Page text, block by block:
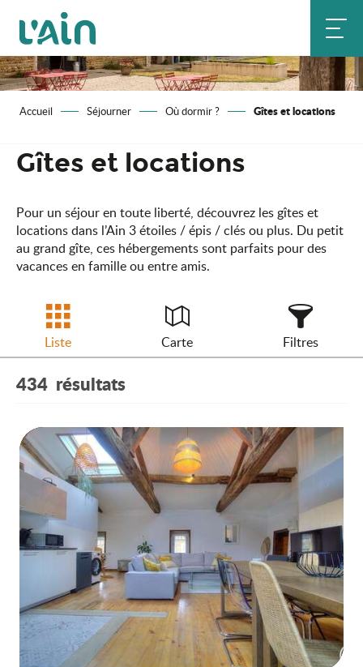
contenu
principal
Accueil Séjourner Où dormir ? Gîtes et locations
Gîtes et locations
Pour un séjour en toute liberté, découvrez les gîtes et
locations dans l’Ain 3 étoiles / épis / clés ou plus. Du petit
au grand gîte, ces hébergements sont parfaits pour des
vacances en famille ou entre amis.
Liste Carte Filtres
434 résultats